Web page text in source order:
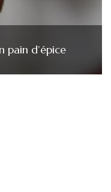
pain d’épice